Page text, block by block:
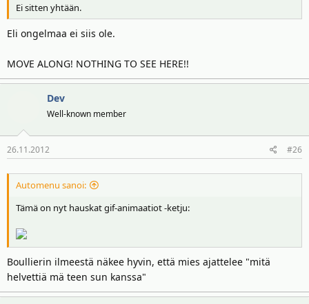
Ei sitten yhtään.
Eli ongelmaa ei siis ole.
MOVE ALONG! NOTHING TO SEE HERE!!
Dev
Well-known member
26.11.2012 #26
Automenu sanoi:
Tämä on nyt hauskat gif-animaatiot -ketju:
Boullierin ilmeestä näkee hyvin, että mies ajattelee "mitä
helvettiä mä teen sun kanssa"